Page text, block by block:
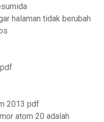
halaman tidak berubah
2013 pdf
atom 20 adalah